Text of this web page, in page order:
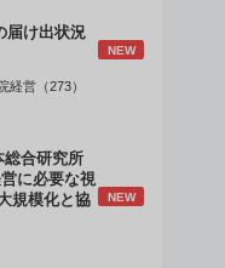
届け出状況
NEW
経営（273）
総合研究所
に必要な視
規模化と協
NEW